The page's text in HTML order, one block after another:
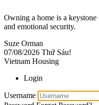
Owning a home is a
and emotional security.
Suze Orman
07/08/2026 Thứ Sáu!
Vietnam Housing
Login
Username